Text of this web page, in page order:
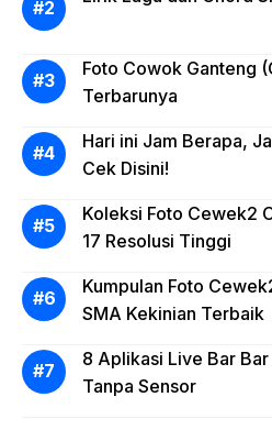
Foto Cowok Ganteng
Terbarunya
Hari ini Jam Berapa,
Cek Disini!
Koleksi Foto Cewek2
17 Resolusi Tinggi
Kumpulan Foto
SMA Kekinian Terbaik
8 Aplikasi Live Bar
Tanpa Sensor